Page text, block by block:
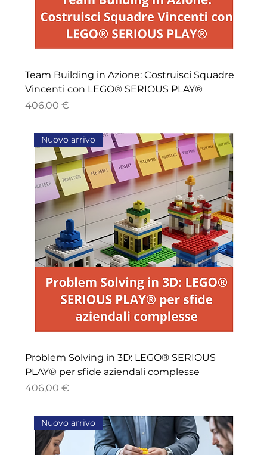
Team Building in Azione: Costruisci Squadre
Vincenti con LEGO® SERIOUS PLAY®
Price
406,00 €
Nuovo arrivo
Problem Solving in 3D: LEGO® SERIOUS
PLAY® per sfide aziendali complesse
Price
406,00 €
Nuovo arrivo